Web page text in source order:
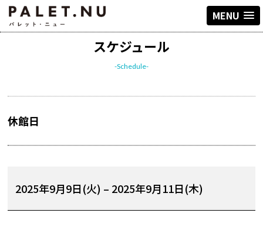
MENU
スケジュール
-Schedule-
休館日
2025年9月9日(火) – 2025年9月11日(木)